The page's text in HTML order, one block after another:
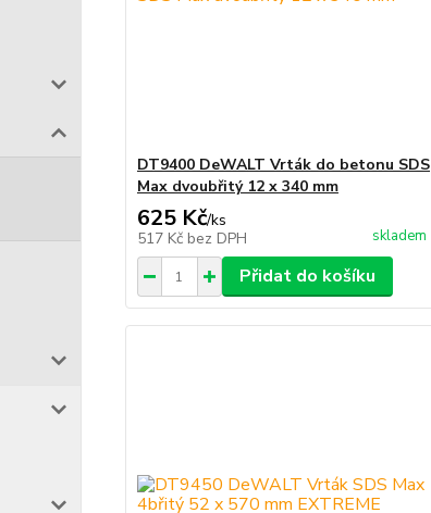
DT9400 DeWALT Vrták do betonu SDS
Max dvoubřitý 12 x 340 mm
625 Kč/ks
517 Kč bez DPH skladem
Přidat do košíku